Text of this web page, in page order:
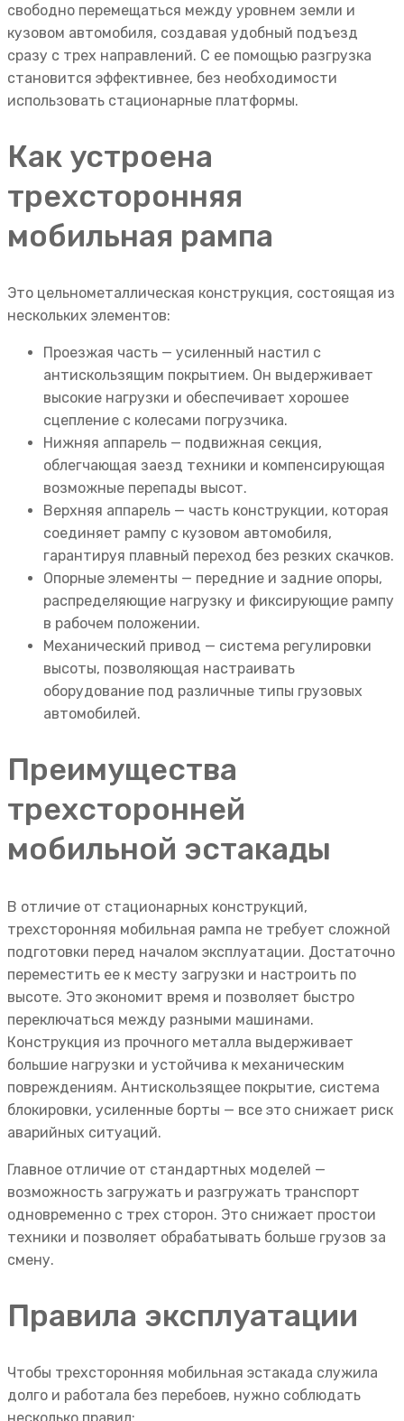
свободно перемещаться между уровнем земли и
кузовом автомобиля, создавая удобный подъезд
сразу с трех направлений. С ее помощью разгрузка
становится эффективнее, без необходимости
использовать стационарные платформы.
Как устроена
трехсторонняя
мобильная рампа
Это цельнометаллическая конструкция, состоящая из
нескольких элементов:
Проезжая часть — усиленный настил с
антискользящим покрытием. Он выдерживает
высокие нагрузки и обеспечивает хорошее
сцепление с колесами погрузчика.
Нижняя аппарель — подвижная секция,
облегчающая заезд техники и компенсирующая
возможные перепады высот.
Верхняя аппарель — часть конструкции, которая
соединяет рампу с кузовом автомобиля,
гарантируя плавный переход без резких скачков.
Опорные элементы — передние и задние опоры,
распределяющие нагрузку и фиксирующие рампу
в рабочем положении.
Механический привод — система регулировки
высоты, позволяющая настраивать
оборудование под различные типы грузовых
автомобилей.
Преимущества
трехсторонней
мобильной эстакады
В отличие от стационарных конструкций,
трехсторонняя мобильная рампа не требует сложной
подготовки перед началом эксплуатации. Достаточно
переместить ее к месту загрузки и настроить по
высоте. Это экономит время и позволяет быстро
переключаться между разными машинами.
Конструкция из прочного металла выдерживает
большие нагрузки и устойчива к механическим
повреждениям. Антискользящее покрытие, система
блокировки, усиленные борты — все это снижает риск
аварийных ситуаций.
Главное отличие от стандартных моделей —
возможность загружать и разгружать транспорт
одновременно с трех сторон. Это снижает простои
техники и позволяет обрабатывать больше грузов за
смену.
Правила эксплуатации
Чтобы трехсторонняя мобильная эстакада служила
долго и работала без перебоев, нужно соблюдать